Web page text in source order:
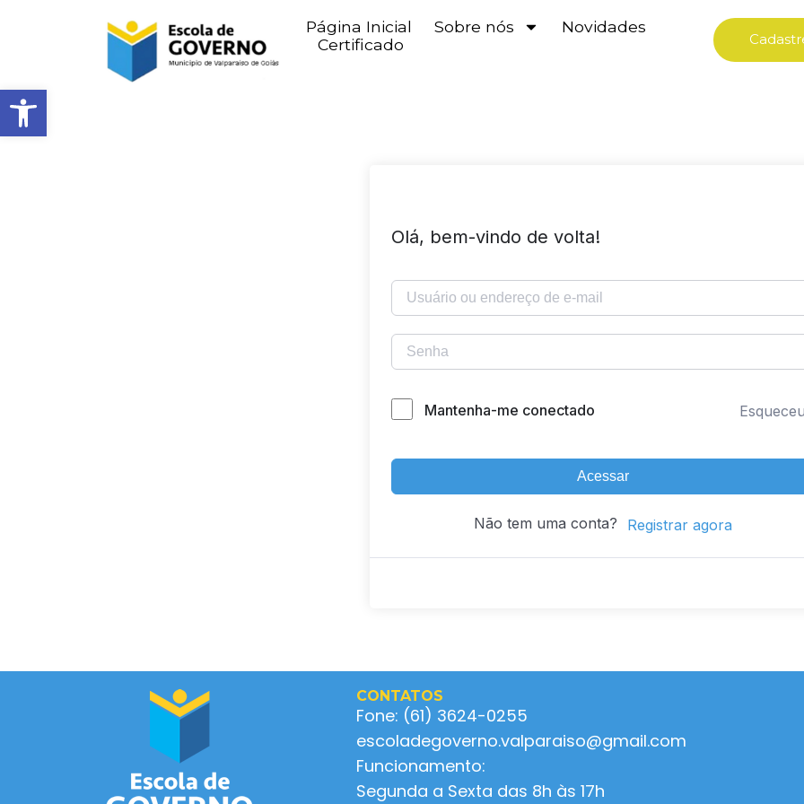
Abrir barra de ferramentas
Página Inicial Sobre nós
Novidades
Certificado
Olá, bem-vindo de volta!
Mantenha-me conectado
Acessar
Não tem uma conta? Registrar agora
CONTATOS
Fone: (61) 3624-0255
escoladegoverno.valparaiso@gmail.com
Funcionamento:
Segunda a Sexta das 8h às 17h